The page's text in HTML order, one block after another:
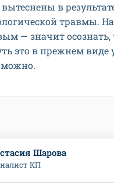
в
травмы.
— значит осознать,
это в прежнем виде
Шарова
КП